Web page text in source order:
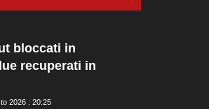
bloccati in
recuperati in
2026 : 20:25